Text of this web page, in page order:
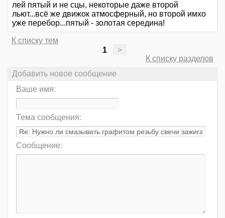
лей пятый и не сцы, некоторые даже второй
льют...всё же движок атмосферный, но второй имхо
уже перебор...пятый - золотая середина!
К списку тем
1
>
К списку разделов
Добавить новое сообщение
Ваше имя:
Тема сообщения:
Сообщение: